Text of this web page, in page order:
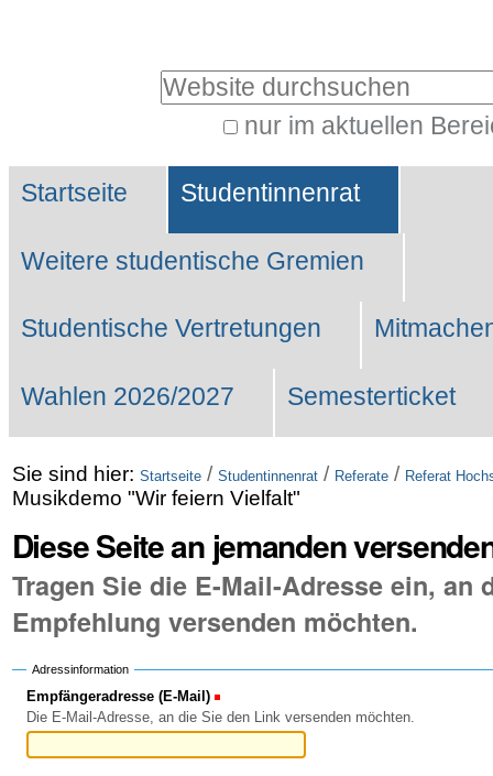
Website durchsuchen
nur im aktuellen
Suche…
Sektionen
Startseite Studentinnenrat
Weitere studentische Gremien
Studentische Vertretungen
Wahlen 2026/2027 Semesterticket
Sie sind hier: Startseite / Studentinnenrat / Referate / Referat
Musikdemo "Wir feiern Vielfalt"
Diese Seite an jemanden
Tragen Sie die E-Mail-Adresse ein, an
Empfehlung versenden möchten.
Adressinformation
Empfängeradresse (E-Mail)
Die E-Mail-Adresse, an die Sie den Link versenden möchten.